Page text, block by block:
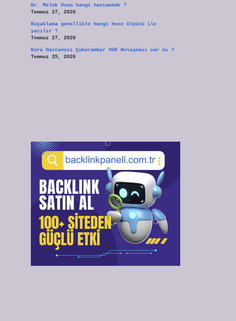
Dr. Melek Uzun hangi hastanede ?
Temmuz 27, 2026
Koçaklama genellikle hangi hece ölçüsü ile
yazılır ?
Temmuz 27, 2026
Koru Hastanesi Çukurambar SGK Anlaşması var mı ?
Temmuz 25, 2026